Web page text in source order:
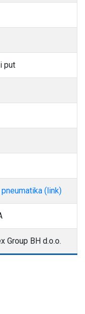
put
pneumatika (link)
Group BH d.o.o.